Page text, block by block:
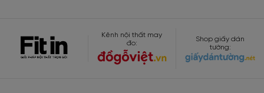
- C: 300 x 120 x 75cm
Kênh nội thất may
đo:
Shop giấy dán
tường: